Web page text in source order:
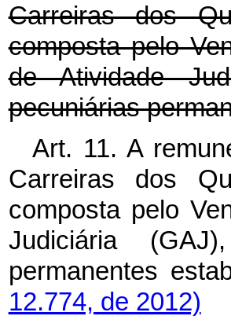
Carreiras dos
composta pelo
de Atividade
pecuniárias
Art. 11. A
Carreiras dos
composta pelo
Judiciária
permanentes
12.774, de 2012)